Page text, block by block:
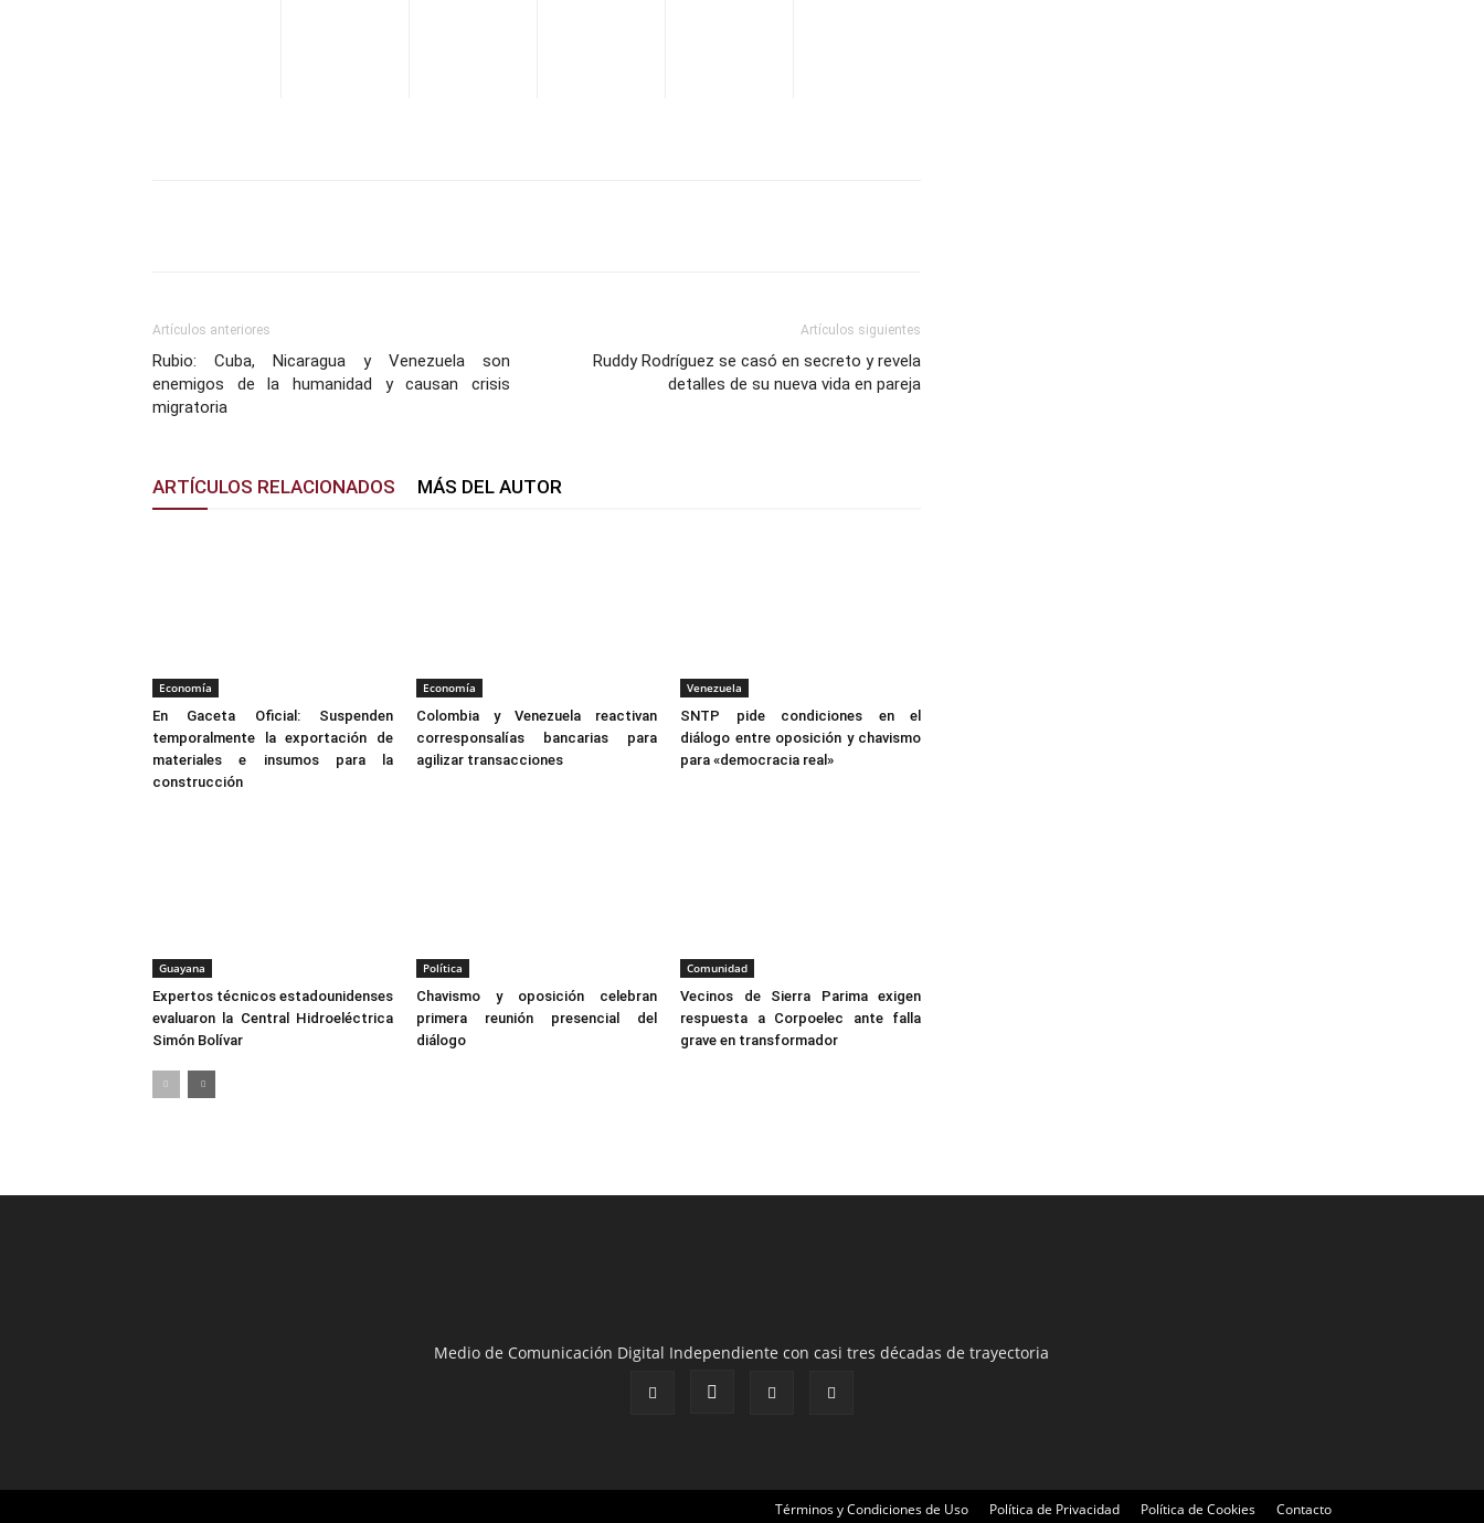
Artículos anteriores
Rubio: Cuba, Nicaragua y Venezuela son
enemigos de la humanidad y causan crisis
migratoria
Artículos siguientes
Ruddy Rodríguez se casó en secreto y revela
detalles de su nueva vida en pareja
ARTÍCULOS RELACIONADOS MÁS DEL AUTOR
Economía
En Gaceta Oficial: Suspenden
temporalmente la exportación de
materiales e insumos para la
construcción
Economía
Colombia y Venezuela reactivan
corresponsalías bancarias para
agilizar transacciones
Venezuela
SNTP pide condiciones en el
diálogo entre oposición y chavismo
para «democracia real»
Guayana
Expertos técnicos estadounidenses
evaluaron la Central Hidroeléctrica
Simón Bolívar
Política
Chavismo y oposición celebran
primera reunión presencial del
diálogo
Comunidad
Vecinos de Sierra Parima exigen
respuesta a Corpoelec ante falla
grave en transformador
Medio de Comunicación Digital Independiente con casi tres décadas de trayectoria
Términos y Condiciones de Uso Política de Privacidad Política de Cookies Contacto